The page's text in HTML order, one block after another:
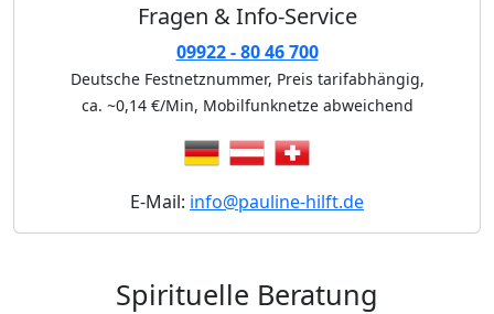
Fragen & Info-Service
09922 - 80 46 700
Deutsche Festnetznummer, Preis tarifabhängig,
ca. ~0,14 €/Min, Mobilfunknetze abweichend
E-Mail: info@pauline-hilft.de
Spirituelle Beratung